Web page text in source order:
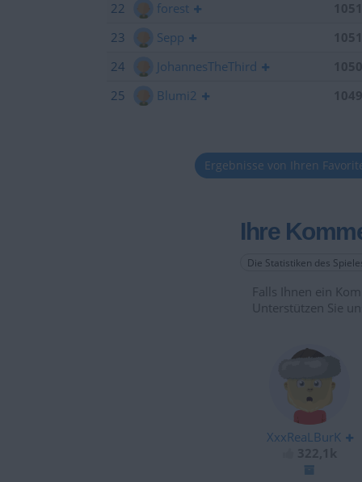
22
forest
23
Sepp
24
JohannesTheThird
25
Blumi2
Ergebnisse von Ihren
Ihre
Die Statistiken des
Falls Ihnen ein
Unterstützen Sie
XxxReaLBurK